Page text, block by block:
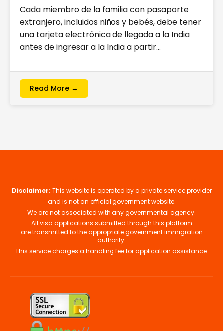
Cada miembro de la familia con pasaporte
extranjero, incluidos niños y bebés, debe tener
una tarjeta electrónica de llegada a la India
antes de ingresar a la India a partir…
Read More →